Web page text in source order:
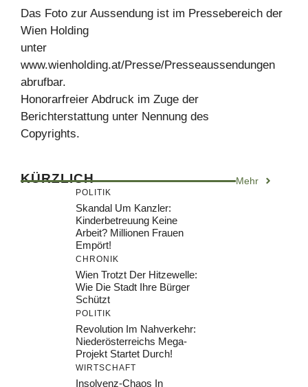
Das Foto zur Aussendung ist im Pressebereich der
Wien Holding
unter
www.wienholding.at/Presse/Presseaussendungen
abrufbar.
Honorarfreier Abdruck im Zuge der
Berichterstattung unter Nennung des
Copyrights.
KÜRZLICH Mehr
POLITIK
Skandal Um Kanzler:
Kinderbetreuung Keine
Arbeit? Millionen Frauen
Empört!
CHRONIK
Wien Trotzt Der Hitzewelle:
Wie Die Stadt Ihre Bürger
Schützt
POLITIK
Revolution Im Nahverkehr:
Niederösterreichs Mega-
Projekt Startet Durch!
WIRTSCHAFT
Insolvenz-Chaos In